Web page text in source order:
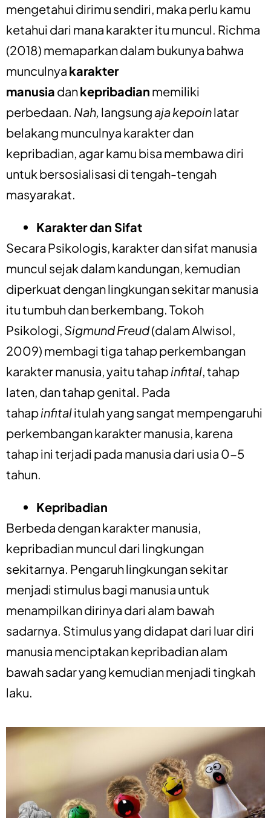
mengetahui dirimu sendiri, maka perlu kamu
ketahui dari mana karakter itu muncul. Richma
(2018) memaparkan dalam bukunya bahwa
munculnya karakter
manusia dankepribadian memiliki
perbedaan. Nah, langsungaja kepoinlatar
belakang munculnya karakter dan
kepribadian, agar kamu bisa membawa diri
untuk bersosialisasi di tengah-tengah
masyarakat.
Karakter dan Sifat
Secara Psikologis, karakter dan sifat manusia
muncul sejak dalam kandungan, kemudian
diperkuat dengan lingkungan sekitar manusia
itu tumbuh dan berkembang. Tokoh
Psikologi, Sigmund Freud(dalam Alwisol,
2009) membagi tiga tahap perkembangan
karakter manusia, yaitu tahapinfital, tahap
laten, dan tahap genital. Pada
tahapinfitalitulah yang sangat mempengaruhi
perkembangan karakter manusia, karena
tahap ini terjadi pada manusia dari usia 0-5
tahun.
Kepribadian
Berbeda dengan karakter manusia,
kepribadian muncul dari lingkungan
sekitarnya. Pengaruh lingkungan sekitar
menjadi stimulus bagi manusia untuk
menampilkan dirinya dari alam bawah
sadarnya. Stimulus yang didapat dari luar diri
manusia menciptakan kepribadian alam
bawah sadar yang kemudian menjadi tingkah
laku.